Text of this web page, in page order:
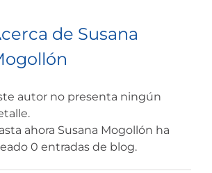
de Susana
autor no presenta ningún
ahora Susana Mogollón ha
0 entradas de blog.